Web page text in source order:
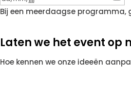
Bij een meerdaagse
Laten we het event op
Hoe kennen we onze ideeën